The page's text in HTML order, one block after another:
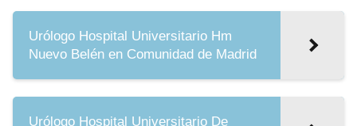
Urólogo Hospital Universitario Hm
Nuevo Belén en Comunidad de Madrid
Urólogo Hospital Universitario De